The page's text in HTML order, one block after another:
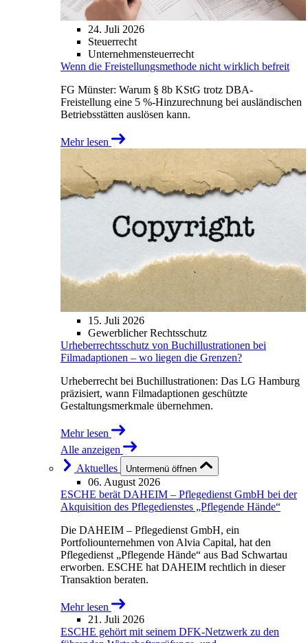
24. Juli 2026
Steuerrecht
Unternehmensteuerrecht
Wenn die Freistellungsmethode nicht wirklich befreit
FG Münster: Warum § 8b KStG trotz DBA-
Freistellung eine 5 %-Hinzurechnung bei ausländischen
Betriebsstätten auslösen kann.
Mehr lesen
15. Juli 2026
Gewerblicher Rechtsschutz
Urheberrechtsschutz von Buchillustrationen bei
Filmadaptionen – wo liegen die Grenzen?
Urheberrecht bei Buchillustrationen: Das LG Hamburg
präzisiert, wann Filmadaptionen geschützte
Gestaltungsmerkmale übernehmen.
Mehr lesen
Alle anzeigen
Aktuelles
Untermenü öffnen
06. August 2026
ESCHE berät DAHEIM – Pflegedienst GmbH bei der
Akquisition des Pflegedienstes „Pflegende Hände“
Die DAHEIM – Pflegedienst GmbH, ein
Portfoliounternehmen von Alvia Capital, hat den
Pflegedienst „Pflegende Hände“ aus Bad Schwartau
erworben. ESCHE hat DAHEIM rechtlich in dieser
Transaktion beraten.
Mehr lesen
21. Juli 2026
ESCHE gehört mit seinem DFK-Netzwerk zu den